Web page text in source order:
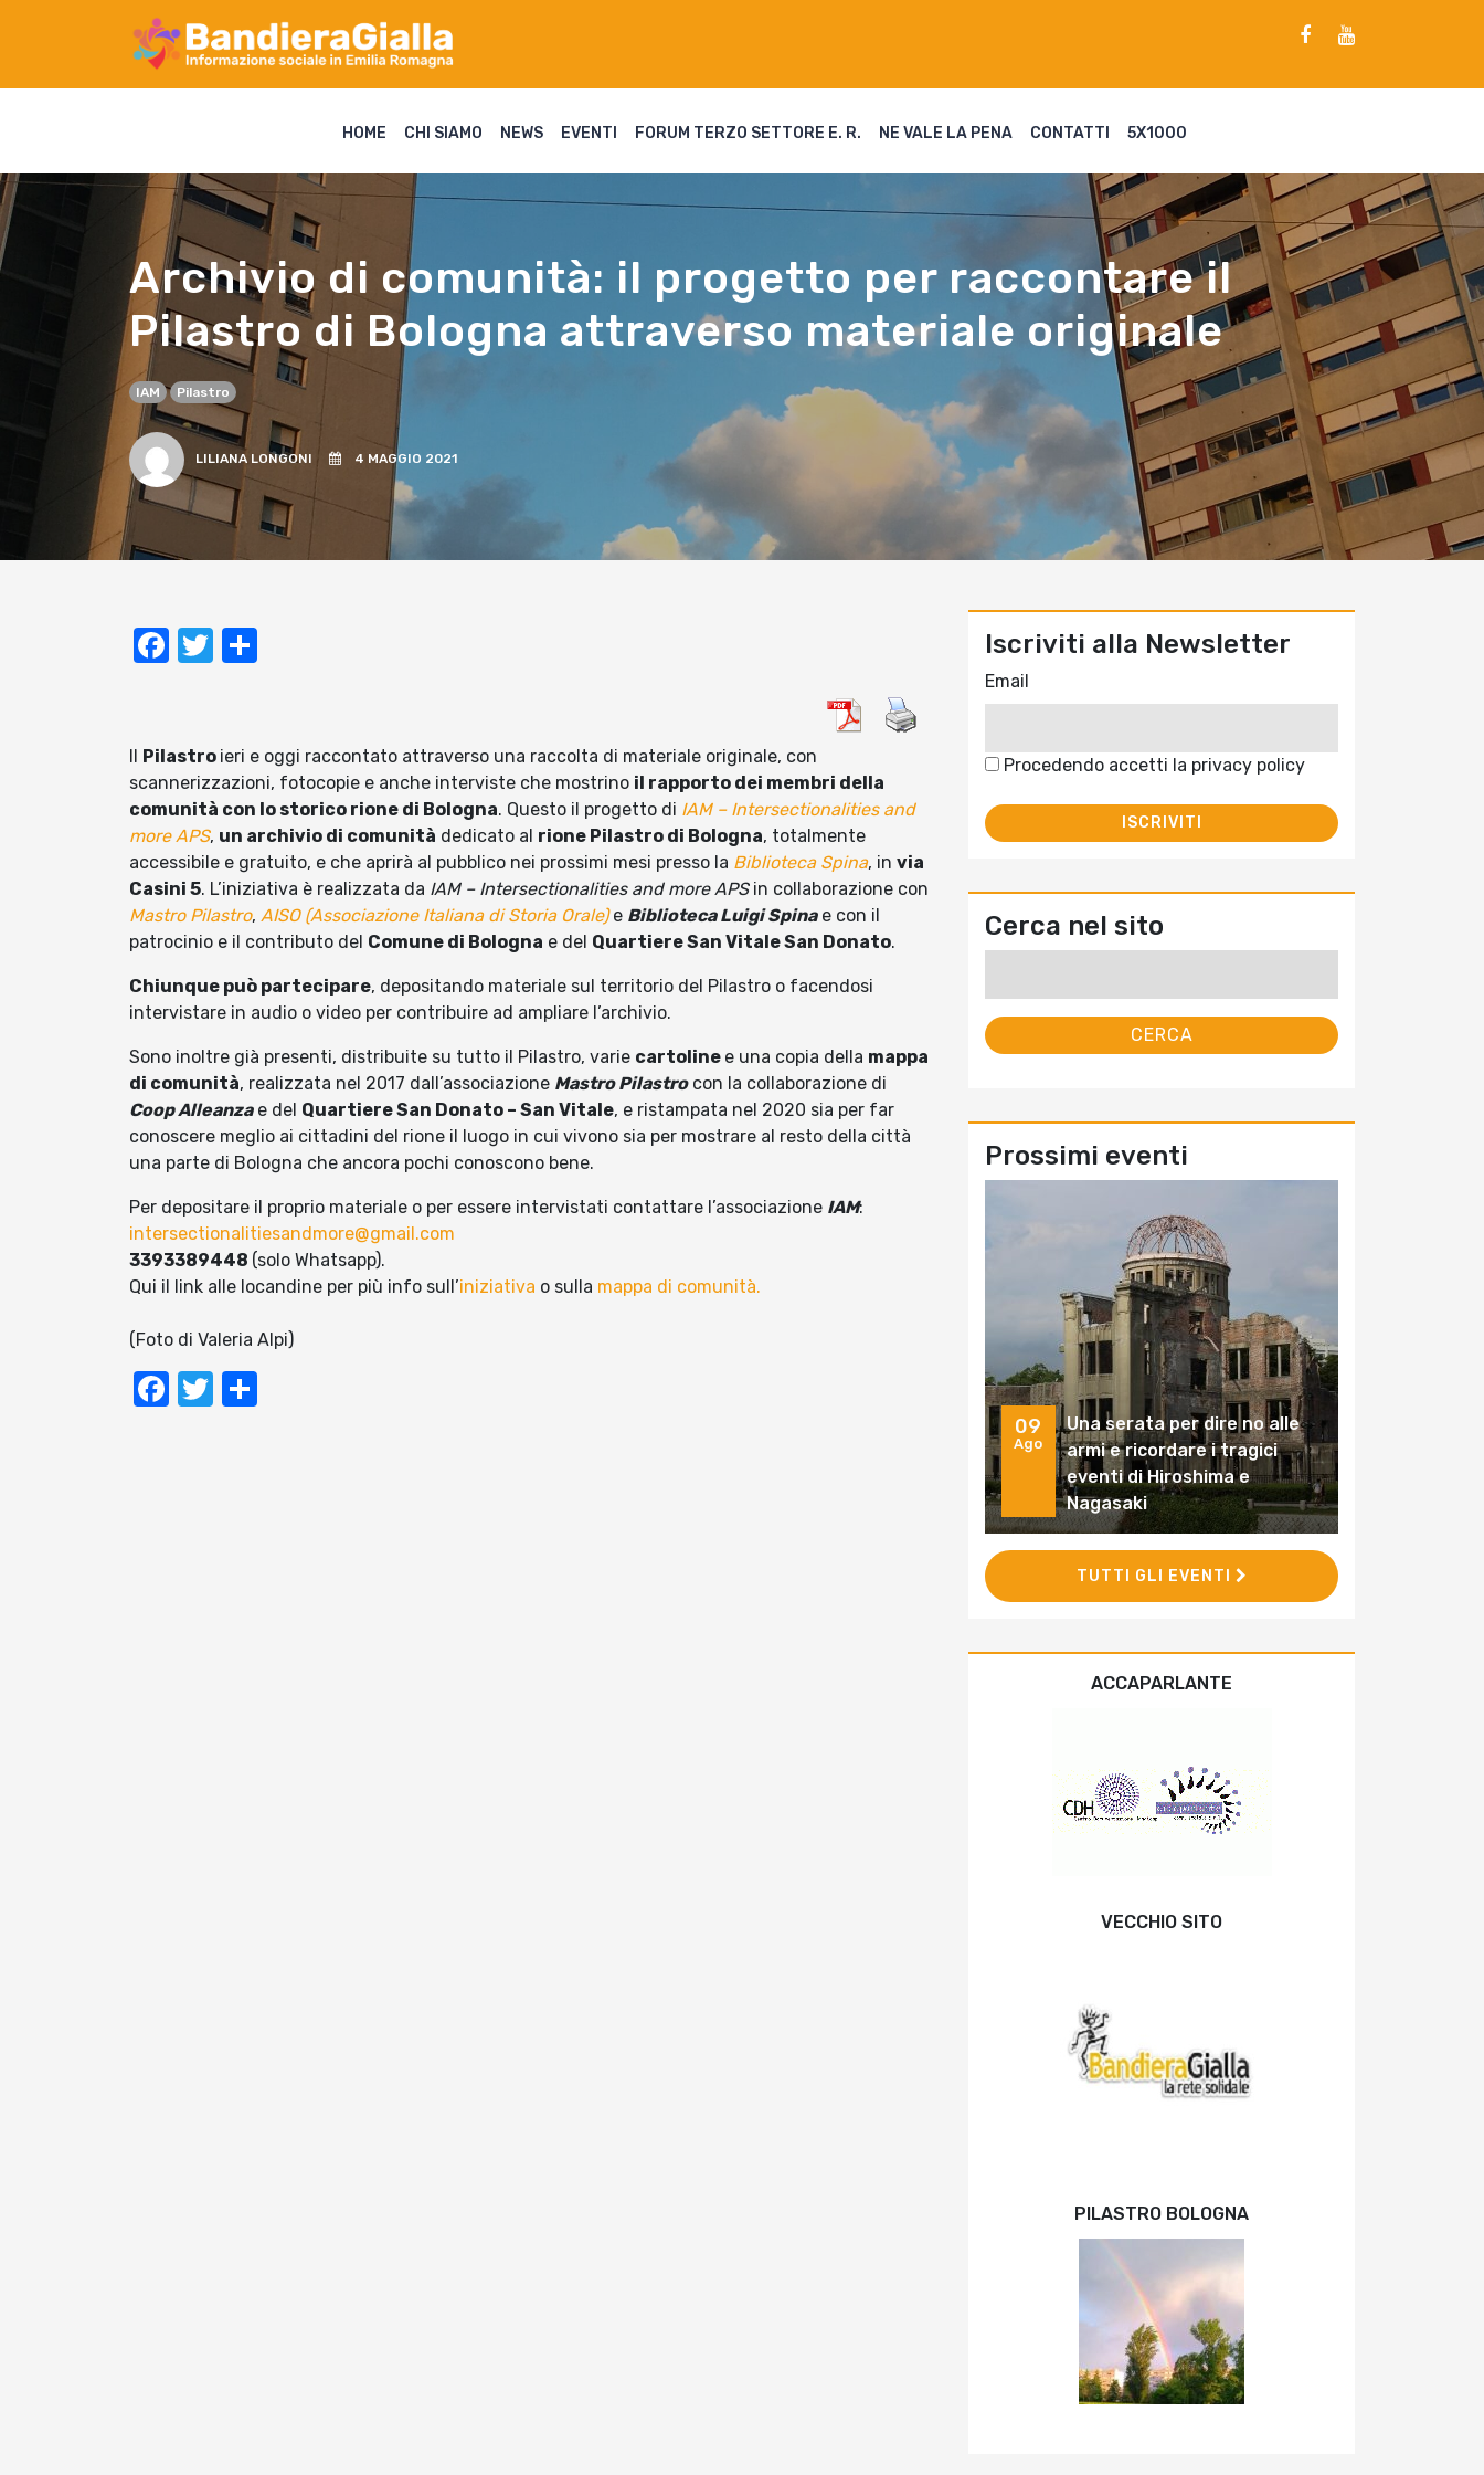
HOME CHI SIAMO NEWS EVENTI FORUM TERZO SETTORE E. R. NE VALE LA PENA CONTATTI 5X1000
Archivio di comunità: il progetto per raccontare il
Pilastro di Bologna attraverso materiale originale
IAM Pilastro
LILIANA LONGONI 4 MAGGIO 2021
Facebook
Twitter
Pilastro ieri e oggi raccontato attraverso una raccolta di materiale originale, con
scannerizzazioni, fotocopie e anche interviste che mostrino il rapporto dei membri della
comunità con lo storico rione di Bologna. Questo il progetto di IAM – Intersectionalities and
more APS, un archivio di comunità dedicato al rione Pilastro di Bologna, totalmente
accessibile e gratuito, e che aprirà al pubblico nei prossimi mesi presso la Biblioteca Spina, in via
Casini 5. L’iniziativa è realizzata da IAM – Intersectionalities and more APSin collaborazione con
Mastro Pilastro, AISO (Associazione Italiana di Storia Orale)e Biblioteca Luigi Spinae con il
patrocinio e il contributo del Comune di Bologna e del Quartiere San Vitale San Donato.
Chiunque può partecipare, depositando materiale sul territorio del Pilastro o facendosi
intervistare in audio o video per contribuire ad ampliare l’archivio.
Sono inoltre già presenti, distribuite su tutto il Pilastro, varie cartoline e una copia della mappa
di comunità, realizzata nel 2017 dall’associazione Mastro Pilastrocon la collaborazione di
Coop Alleanzae del Quartiere San Donato – San Vitale, e ristampata nel 2020 sia per far
conoscere meglio ai cittadini del rione il luogo in cui vivono sia per mostrare al resto della città
una parte di Bologna che ancora pochi conoscono bene.
Per depositare il proprio materiale o per essere intervistati contattare l’associazione IAM:
intersectionalitiesandmore@gmail.com
3393389448 (solo Whatsapp).
Qui il link alle locandine per più info sull’iniziativa o sulla mappa di comunità.
(Foto di Valeria Alpi)
Facebook
Twitter
Iscriviti alla Newsletter
Email
Procedendo accetti la privacy policy
Cerca nel sito
Prossimi eventi
09
Ago
Una serata per dire no alle
armi e ricordare i tragici
eventi di Hiroshima e
Nagasaki
TUTTI GLI EVENTI
ACCAPARLANTE
VECCHIO SITO
PILASTRO BOLOGNA